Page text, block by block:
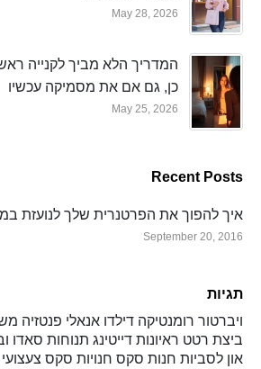
May 28, 2026
המדריך הלא מביך לקנייה
כן, גם אם את מסמיקה עכשיו
May 25, 2026
Recent Posts
איך להפוך את הפרטנרית שלך לנועזת
September 20, 2016
תגיות
ויברטור רומנטיקה דילדו אנאלי פנטזיה
ביצת רטט ראיונות דייטינג תנוחות סאדו
און לסביות חנות סקס חנויות סקס